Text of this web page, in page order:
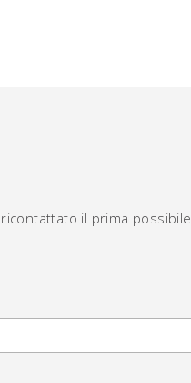
il prima possibile.